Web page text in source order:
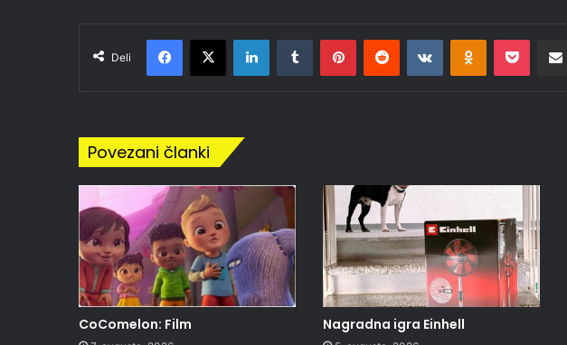
Deli
Facebook
X LinkedInTumblr PinterestReddit VKontakteOdnoklassniki
Pocket
Povezani članki
CoComelon: Film Nagradna igra Einhell